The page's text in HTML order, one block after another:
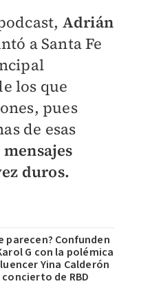
Adrián
a Santa Fe
los que
pues
de esas
mensajes
duros.
parecen? Confunden
G con la polémica
Yina Calderón
concierto de RBD